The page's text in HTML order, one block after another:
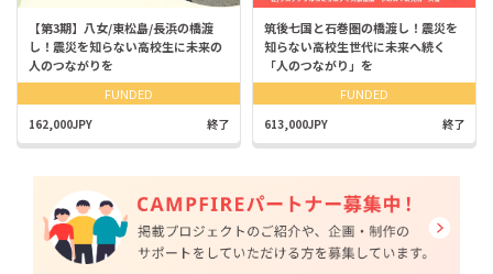
【第3期】八女/東松島/長浜の橋渡
し！震災を知らない高校生に未来の
人のつながりを
FUNDED
162,000JPY 終了
筑後七国と石巻圏の橋渡し！震災を
知らない高校生世代に未来へ続く
「人のつながり」を
FUNDED
613,000JPY 終了